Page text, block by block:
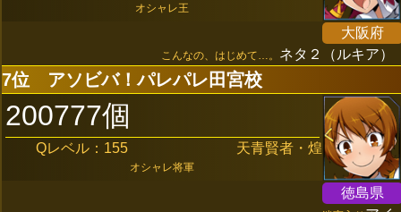
オシャレ王
大阪府
こんなの、はじめて…。 ネタ２（ルキア）
7位 アソビバ！パレパレ田宮校
200777個
Qレベル：155 天青賢者・煌
オシャレ将軍
徳島県